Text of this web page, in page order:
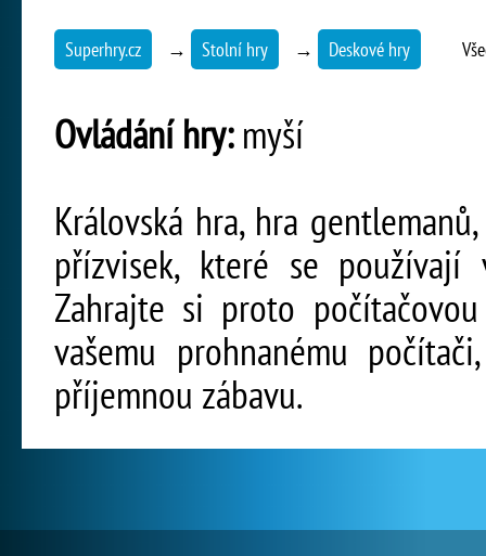
Superhry.cz → Stolní hry → Deskové hry
Ovládání hry:myší
Královská hra, hra
přízvisek, které se
Zahrajte si proto
vašemu prohnanému
příjemnou zábavu.